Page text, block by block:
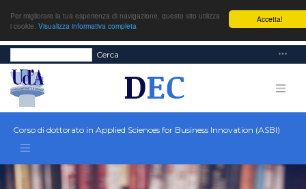
Accetta!
Per migliorare la tua esperienza di navigazione, questo sito utilizza
i cookie. Visualizza informativa completa
Cerca
Corso di dottorato in Applied Sciences for Business Innovation (ASBI)